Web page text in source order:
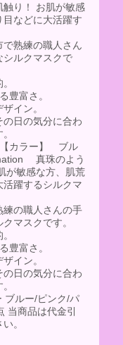
り！ お肌が敏感
などに大活躍す
で熟練の職人さん
シルクマスクで
豊富さ。
イン。
の日の気分に合わ
カラー】 ブル
真珠のよう
が敏感な方、肌荒
躍するシルクマ
練の職人さんの手
マスクです。
豊富さ。
イン。
の日の気分に合わ
ブルー/ピンク/パ
当商品は代金引
。